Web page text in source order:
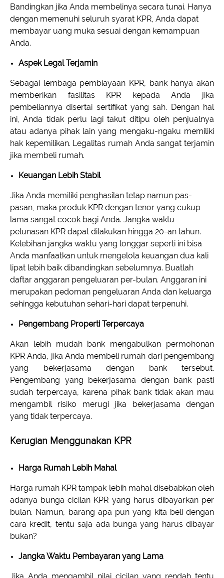
Bandingkan jika Anda membelinya secara tunai. Hanya
dengan memenuhi seluruh syarat KPR, Anda dapat
membayar uang muka sesuai dengan kemampuan
Anda.
Aspek Legal Terjamin
Sebagai lembaga pembiayaan KPR, bank hanya akan
memberikan fasilitas KPR kepada Anda jika
pembeliannya disertai sertifikat yang sah. Dengan hal
ini, Anda tidak perlu lagi takut ditipu oleh penjualnya
atau adanya pihak lain yang mengaku-ngaku memiliki
hak kepemilikan. Legalitas rumah Anda sangat terjamin
jika membeli rumah.
Keuangan Lebih Stabil
Jika Anda memiliki penghasilan tetap namun pas-
pasan, maka produk KPR dengan tenor yang cukup
lama sangat cocok bagi Anda. Jangka waktu
pelunasan KPR dapat dilakukan hingga 20-an tahun.
Kelebihan jangka waktu yang longgar seperti ini bisa
Anda manfaatkan untuk mengelola keuangan dua kali
lipat lebih baik dibandingkan sebelumnya. Buatlah
daftar anggaran pengeluaran per-bulan. Anggaran ini
merupakan pedoman pengeluaran Anda dan keluarga
sehingga kebutuhan sehari-hari dapat terpenuhi.
Pengembang Properti Terpercaya
Akan lebih mudah bank mengabulkan permohonan
KPR Anda, jika Anda membeli rumah dari pengembang
yang bekerjasama dengan bank tersebut.
Pengembang yang bekerjasama dengan bank pasti
sudah terpercaya, karena pihak bank tidak akan mau
mengambil risiko merugi jika bekerjasama dengan
yang tidak terpercaya.
Kerugian Menggunakan KPR
Harga Rumah Lebih Mahal
Harga rumah KPR tampak lebih mahal disebabkan oleh
adanya bunga cicilan KPR yang harus dibayarkan per
bulan. Namun, barang apa pun yang kita beli dengan
cara kredit, tentu saja ada bunga yang harus dibayar
bukan?
Jangka Waktu Pembayaran yang Lama